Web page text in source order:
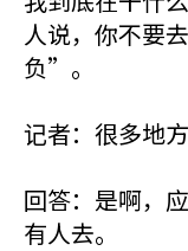
人说，你不要
负”。
记者：很多地
回答：是啊，
有人去。